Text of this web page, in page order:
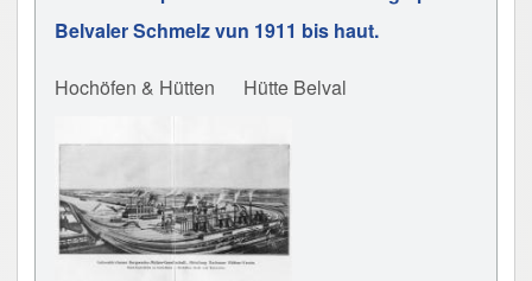
Belvaler Schmelz vun 1911 bis haut.
Hochöfen & Hütten Hütte Belval